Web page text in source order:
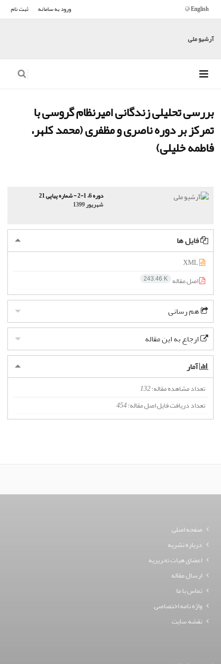
ورود به سامانه ثبت نام English
آرشیو ملی
بررسی تحلیلی زندگانی امیرنظام گروسی با
تمرکز بر دوره ناصری و مظفری (محمد کلهر،
فاطمه خلیلی)
دوره 6، 1-2 - شماره پیاپی 21
شهریور 1399
فایل ها
اصل مقاله
243.46 K
هم رسانی
ارجاع به این مقاله
آمار
تعداد مشاهده مقاله:132
تعداد دریافت فایل اصل مقاله:454
صفحه اصلی
درباره نشریه
اعضای هیات تحریریه
ارسال مقاله
تماس با ما
واژه نامه اختصاصی
نقشه سایت